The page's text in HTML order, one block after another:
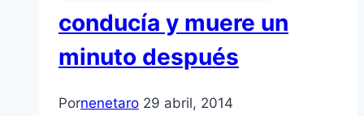
conducía y muere un
minuto después
Pornenetaro 29 abril, 2014